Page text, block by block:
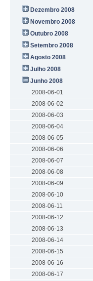
Dezembro 2008
Novembro 2008
Outubro 2008
Setembro 2008
Agosto 2008
Julho 2008
Junho 2008
2008-06-01
2008-06-02
2008-06-03
2008-06-04
2008-06-05
2008-06-06
2008-06-07
2008-06-08
2008-06-09
2008-06-10
2008-06-11
2008-06-12
2008-06-13
2008-06-14
2008-06-15
2008-06-16
2008-06-17